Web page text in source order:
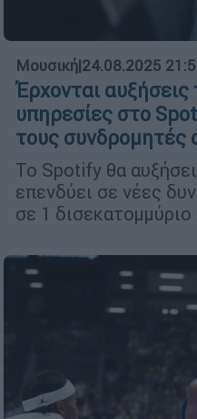
Μουσική|24.08.2025
Έρχονται αυξήσεις
υπηρεσίες στο
τους συνδρομητές
Το Spotify θα
επενδύει σε νέες
σε 1